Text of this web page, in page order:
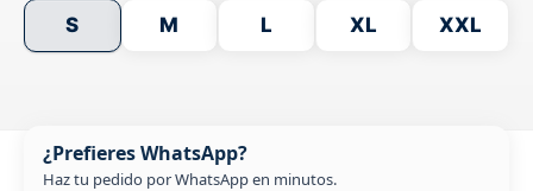
S M L XL XXL
¿Prefieres WhatsApp?
Haz tu pedido por WhatsApp en minutos.